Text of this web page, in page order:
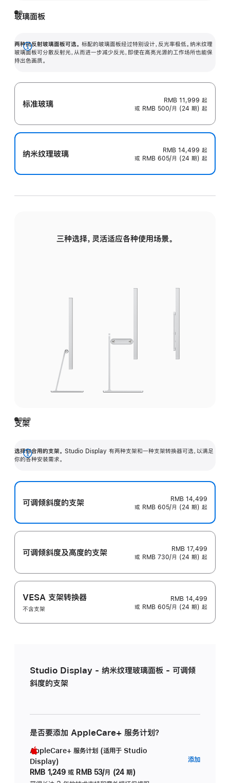
玻璃面板
两种抗反射玻璃面板可选。 标配的玻璃面板经过特别设计，反光率极低。纳米纹理
玻璃面板可分散反射光，从而进一步减少反光，即使在高亮光源的工作场所也能保
持出色画质。
展
开
标准玻璃 RMB 11,999 起
或 RMB 500/月 (24 期) 起
纳米纹理玻璃 RMB 14,499 起
或 RMB 605/月 (24 期) 起
三种选择，灵活适应各种使用场景。
支架
选择你合用的支架。 Studio Display 有两种支架和一种支架转换器可选，以满足
你的各种安装需求。
展
可调倾斜度的支架
RMB 14,499
或 RMB 605/月 (24 期) 起
可调倾斜度及高‍度的支‍架
RMB 17,499
或 RMB 730/月 (24 期) 起
VESA 支架转换器
不含支架
RMB 14,499
或 RMB 605/月 (24 期) 起
Studio Display - 纳米纹理玻璃面板 - 可调倾
斜度的支架
是否要添加 AppleCare+ 服务计划？
AppleCare+ 服务计划 (适用于 Studio
Display)
RMB 1,249 或 RMB 53/月 (24 期)
添加